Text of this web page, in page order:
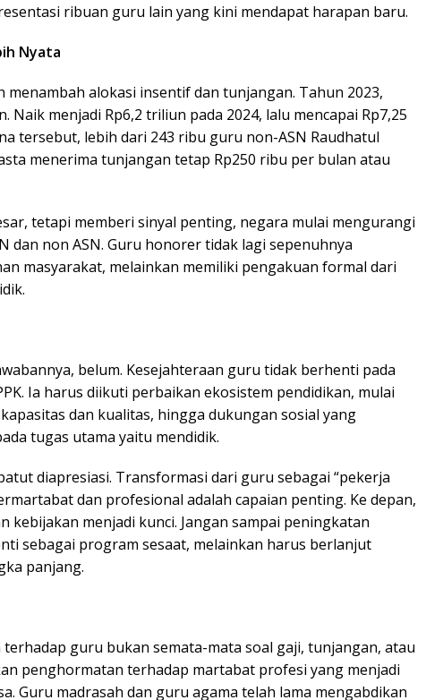
ribuan guru lain yang kini mendapat harapan baru.
Nyata
menambah alokasi insentif dan tunjangan. Tahun 2023,
Naik menjadi Rp6,2 triliun pada 2024, lalu mencapai Rp7,25
tersebut, lebih dari 243 ribu guru non-ASN Raudhatul
menerima tunjangan tetap Rp250 ribu per bulan atau
tetapi memberi sinyal penting, negara mulai mengurangi
dan non ASN. Guru honorer tidak lagi sepenuhnya
masyarakat, melainkan memiliki pengakuan formal dari
belum. Kesejahteraan guru tidak berhenti pada
Ia harus diikuti perbaikan ekosistem pendidikan, mulai
dan kualitas, hingga dukungan sosial yang
tugas utama yaitu mendidik.
diapresiasi. Transformasi dari guru sebagai “pekerja
dan profesional adalah capaian penting. Ke depan,
kebijakan menjadi kunci. Jangan sampai peningkatan
sebagai program sesaat, melainkan harus berlanjut
panjang.
guru bukan semata-mata soal gaji, tunjangan, atau
penghormatan terhadap martabat profesi yang menjadi
Guru madrasah dan guru agama telah lama mengabdikan